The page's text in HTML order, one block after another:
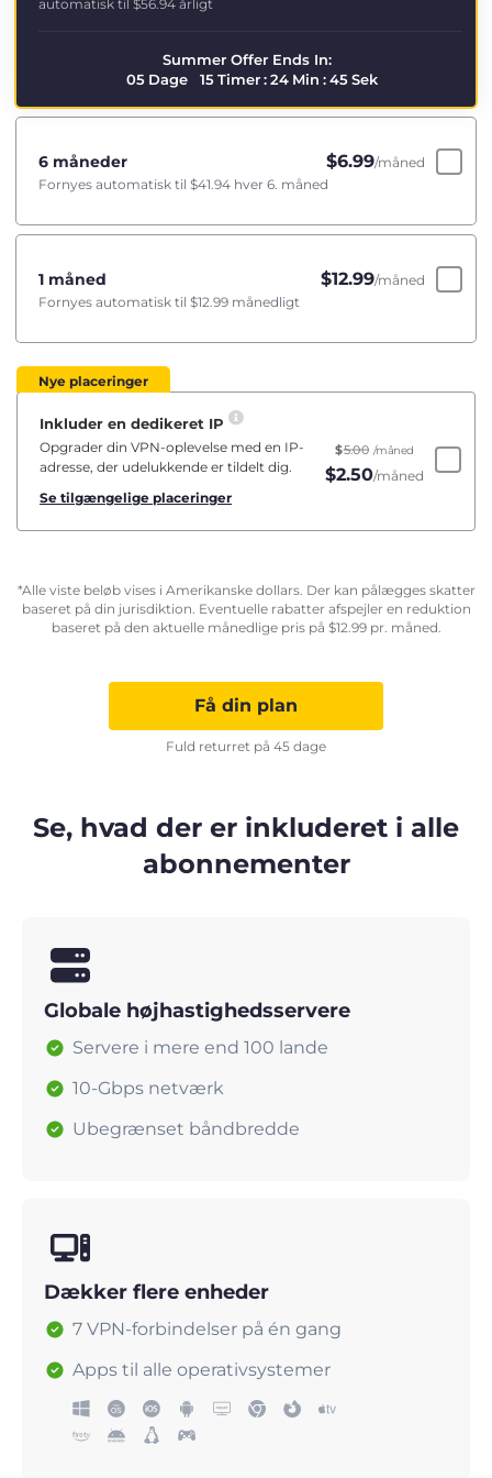
automatisk til $56.94 årligt
Summer Offer Ends In:
05 Dage 15Timer:24 Min :44Sek
6 måneder $6.99/måned
Fornyes automatisk til $41.94 hver 6. måned
1 måned $12.99/måned
Fornyes automatisk til $12.99 månedligt
Nye placeringer
Inkluder en dedikeret IP
Opgrader din VPN-oplevelse med en IP-
adresse, der udelukkende er tildelt dig.
Se tilgængelige placeringer
$5.00 /måned
$2.50/måned
*Alle viste beløb vises i Amerikanske dollars. Der kan pålægges skatter
baseret på din jurisdiktion. Eventuelle rabatter afspejler en reduktion
baseret på den aktuelle månedlige pris på $12.99pr. måned.
Få din plan
Fuld returret på 45 dage
Se, hvad der er inkluderet i alle
abonnementer
Globale højhastighedsservere
Servere i mere end 100 lande
10-Gbps netværk
Ubegrænset båndbredde
Dækker flere enheder
7 VPN-forbindelser på én gang
Apps til alle operativsystemer